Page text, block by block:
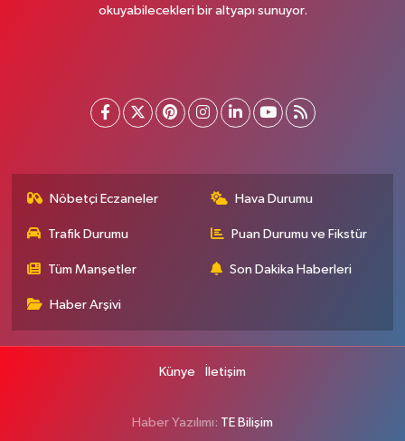
okuyabilecekleri bir altyapı sunuyor.
Nöbetçi Eczaneler Hava Durumu
Trafik Durumu Puan Durumu ve Fikstür
Tüm Manşetler Son Dakika Haberleri
Haber Arşivi
Künye İletişim
Haber Yazılımı: TE Bilişim